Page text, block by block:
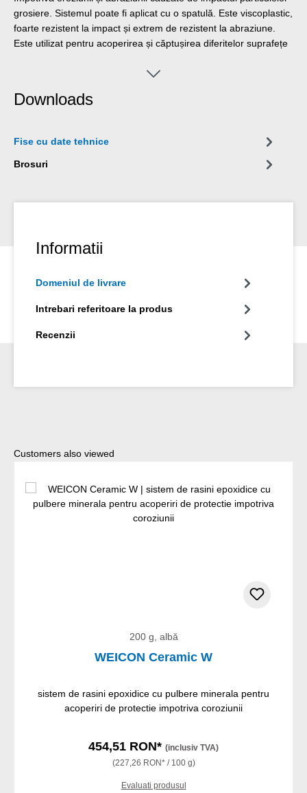
grosiere. Sistemul poate fi aplicat cu o spatulă. Este viscoplastic,
foarte rezistent la impact și extrem de rezistent la abraziune.
Este utilizat pentru acoperirea și căptușirea diferitelor suprafețe
exemplu, pentru a proteja jgheaburile, coturile, buncărele,
expuse la abraziune și impact.
Downloads
Fise cu date tehnice
Brosuri
Informatii
Domeniul de livrare
Intrebari referitoare la produs
Recenzii
Sari peste galeria de produse
Customers also viewed
200 g, albă
WEICON Ceramic W
sistem de rasini epoxidice cu pulbere minerala pentru
acoperiri de protectie impotriva coroziunii
454,51 RON* (inclusiv TVA)
(227,26 RON* / 100 g)
Evaluati produsul